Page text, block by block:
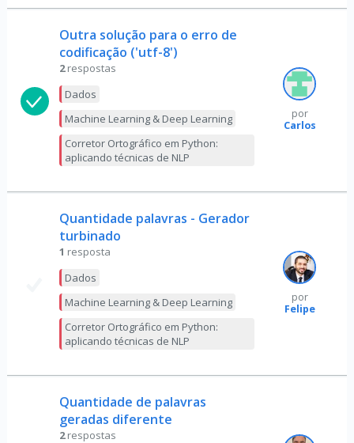
Outra solução para o erro de
codificação ('utf-8')
2 respostas
Dados
Machine Learning & Deep Learning
Corretor Ortográfico em Python:
aplicando técnicas de NLP
por
Carlos
Quantidade palavras - Gerador
turbinado
1 resposta
Dados
Machine Learning & Deep Learning
Corretor Ortográfico em Python:
aplicando técnicas de NLP
por
Felipe
Quantidade de palavras
geradas diferente
2 respostas